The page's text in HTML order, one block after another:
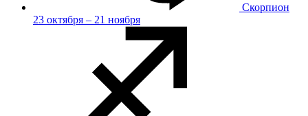
Скорпион
23 октября – 21 ноября